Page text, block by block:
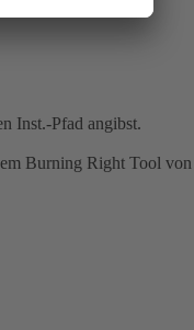
Inst.-Pfad angibst.
Burning Right Tool